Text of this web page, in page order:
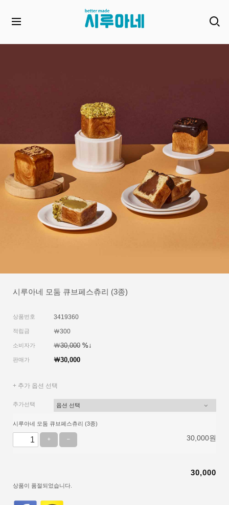
시루아네 모둠 큐브페스츄리 (3종)
상품번호 3419360
적립금 ￦300
소비자가 ￦30,000 %↓
판매가 ￦30,000
+ 추가 옵션 선택
추가선택
시루아네 모둠 큐브페스츄리 (3종)
30,000원
30,000
상품이 품절되었습니다.